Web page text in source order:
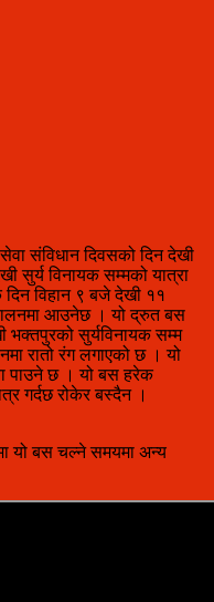
संविधान दिवसको दिन देखी
सुर्य विनायक सम्मको यात्रा
विहान ९ बजे देखी ११
आउनेछ । यो द्रुत बस
भक्तपुरको सुर्यविनायक सम्म
रातो रंग लगाएको छ । यो
पाउने छ । यो बस हरेक
गर्दछ रोकेर बस्दैन ।
यो बस चल्ने समयमा अन्य